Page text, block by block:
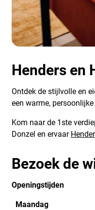
Henders en
Ontdek de stijlvolle en
een warme,
Kom naar de 1ste
Donzel en ervaar
Bezoek de
Openingstijden
Maandag